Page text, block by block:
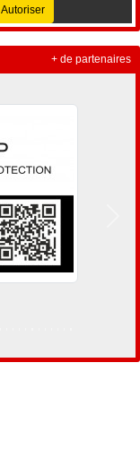
Autoriser
+ de partenaires